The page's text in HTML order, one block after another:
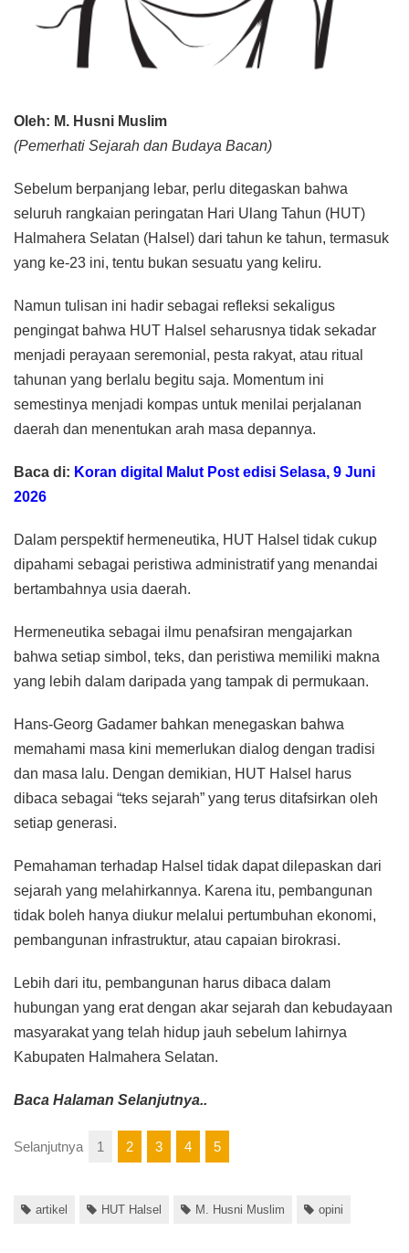
Oleh: M. Husni Muslim
(Pemerhati Sejarah dan Budaya Bacan)
Sebelum berpanjang lebar, perlu ditegaskan bahwa
seluruh rangkaian peringatan Hari Ulang Tahun (HUT)
Halmahera Selatan (Halsel) dari tahun ke tahun, termasuk
yang ke-23 ini, tentu bukan sesuatu yang keliru.
Namun tulisan ini hadir sebagai refleksi sekaligus
pengingat bahwa HUT Halsel seharusnya tidak sekadar
menjadi perayaan seremonial, pesta rakyat, atau ritual
tahunan yang berlalu begitu saja. Momentum ini
semestinya menjadi kompas untuk menilai perjalanan
daerah dan menentukan arah masa depannya.
Baca di: Koran digital Malut Post edisi Selasa, 9 Juni
2026
Dalam perspektif hermeneutika, HUT Halsel tidak cukup
dipahami sebagai peristiwa administratif yang menandai
bertambahnya usia daerah.
Hermeneutika sebagai ilmu penafsiran mengajarkan
bahwa setiap simbol, teks, dan peristiwa memiliki makna
yang lebih dalam daripada yang tampak di permukaan.
Hans-Georg Gadamer bahkan menegaskan bahwa
memahami masa kini memerlukan dialog dengan tradisi
dan masa lalu. Dengan demikian, HUT Halsel harus
dibaca sebagai “teks sejarah” yang terus ditafsirkan oleh
setiap generasi.
Pemahaman terhadap Halsel tidak dapat dilepaskan dari
sejarah yang melahirkannya. Karena itu, pembangunan
tidak boleh hanya diukur melalui pertumbuhan ekonomi,
pembangunan infrastruktur, atau capaian birokrasi.
Lebih dari itu, pembangunan harus dibaca dalam
hubungan yang erat dengan akar sejarah dan kebudayaan
masyarakat yang telah hidup jauh sebelum lahirnya
Kabupaten Halmahera Selatan.
Baca Halaman Selanjutnya..
Selanjutnya 1 2 3 4 5
artikel HUT Halsel M. Husni Muslim opini